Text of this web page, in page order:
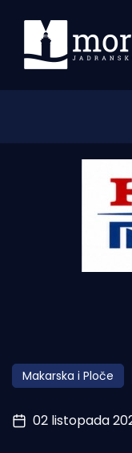
Morski plus
Pomorstvo
Ribolov
Makarska i Ploče
02 listopada